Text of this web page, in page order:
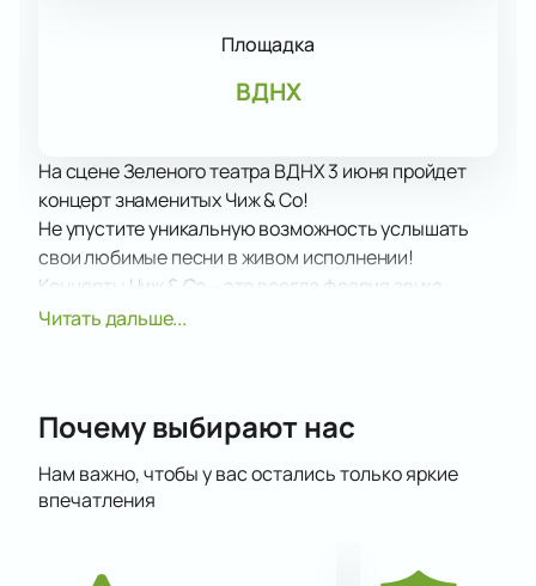
Площадка
ВДНХ
На сцене Зеленого театра ВДНХ 3 июня пройдет
концерт знаменитых Чиж & Co!
Не упустите уникальную возможность услышать
свои любимые песни в живом исполнении!
Концерты Чиж & Co – это всегда феерия звука,
света, настоящий драйв и невероятные эмоции!
вы впервые услышите на концерте. У вас будет
числе первых!
Подарите себе невероятные впечатления от
исполнителя!
Читать дальше...
Почему выбирают нас
Нам важно, чтобы у вас остались только яркие
впечатления